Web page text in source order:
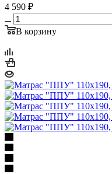
4 590 ₽
В корзину